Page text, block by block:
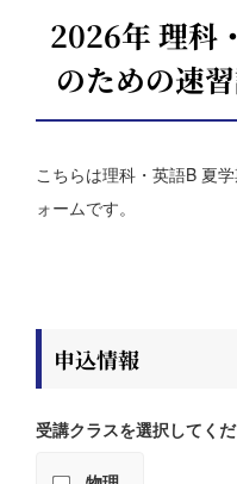
2026年 理科
のための速
こちらは理科・英語B 夏
ォームです。
申込情報
受講クラスを選択してくだ